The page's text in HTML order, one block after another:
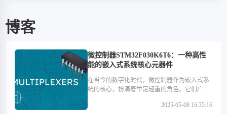
博客
微控制器STM32F030K6T6：一种高性
能的嵌入式系统核心元器件
在当今的数字化时代，微控制器作为嵌入式系
统的核心，扮演着举足轻重的角色。它们广泛
类电子产品以及通信设备等多个领域。在这些
2025-05-08 16:35:16